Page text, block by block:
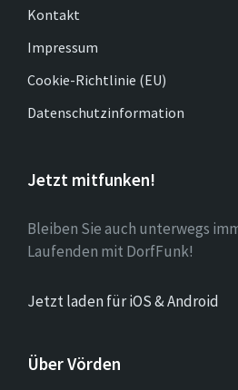
Kontakt
Impressum
Cookie-Richtlinie (EU)
Datenschutzinformation
Jetzt mitfunken!
Bleiben Sie auch unterwegs
Laufenden mit DorfFunk!
Jetzt laden für iOS & Android
Über Vörden